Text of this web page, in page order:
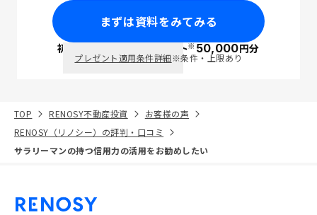
まずは資料をみてみる
初回面談で ポイント※50,000円分
プレゼント適用条件詳細※条件・上限あり
TOP RENOSY不動産投資
お客様の声
RENOSY（リノシー）の評判・口コミ
サラリーマンの持つ信用力の活用をお勧めしたい